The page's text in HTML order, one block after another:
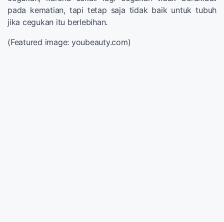
pada kematian, tapi tetap saja tidak baik untuk tubuh
jika cegukan itu berlebihan.
(Featured image: youbeauty.com)